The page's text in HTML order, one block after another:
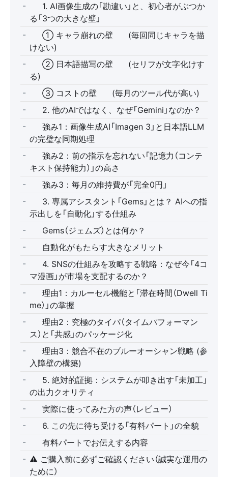
🛑 1. AI画像生成の「勘違い」と、初心者がぶつか
る「3つの大きな壁」
✨ ① キャラ崩れの壁 👤 (毎回同じキャラを描
けない)
✨ ② 日本語描写の壁 🇯🇵 (セリフが文字化けす
る)
✨ ③ コストの壁 💸 (毎月のツール代が高い)
👉 2. 他のAIではなく、なぜ「Gemini」なのか？
✅ 強み1：画像生成AI「Imagen 3」と日本語LLM
の完璧な同期処理 🖌️
✅ 強み2：前の指示を忘れない「記憶力（コンテ
キスト保持能力）」の高さ 🧠
✅ 強み3：毎月の維持費が「完全0円」 🆓
✨ 3. 専属アシスタント「Gems」とは？ AIへの指
示出しを「自動化」する仕組み
⚙️ Gems（ジェムズ）とは何か？
🚀 自動化がもたらす大きなメリット
📈 4. SNSの仕組みを攻略する戦略：なぜ今「4コ
マ漫画」が市場を支配するのか？
📌 理由1：カルーセル機能と「滞在時間（Dwell Ti
me）」の掌握
📌 理由2：究極のタイパ（タイムパフォーマン
ス）と「共感」のパッケージ化
📌 理由3：競合不在のブルーオーシャン戦略 (参
入障壁の構築)
🖼️ 5. 絶対的証拠：システムが叩き出す「未加工」
の出力クオリティ
🗣️ 実際に使ってみた方の声（レビュー）
📩 6. この先に待ち受ける「有料パート」の全貌
💎 有料パートでお伝えする内容
⚠️ ご購入前に必ずご確認ください（誠実な運用の
ために）